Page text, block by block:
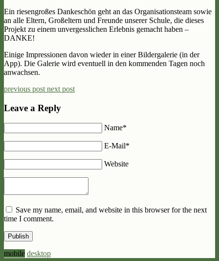
Ein riesengroßes Dankeschön geht an das Organisationsteam sowie
an alle Eltern, Großeltern und Freunde unserer Schule, die dieses
Projekt zu einem unvergesslichen Erlebnis gemacht haben –
DANKE!
Einige Impressionen davon wieder in einer Bildergalerie (in der
App). Die Galerie wird eventuell in den kommenden Tagen noch
anwachsen.
previous postnext post
Leave a Reply
Name*
E-Mail*
Website
Save my name, email, and website in this browser for the next
time I comment.
Publish
mobile desktop